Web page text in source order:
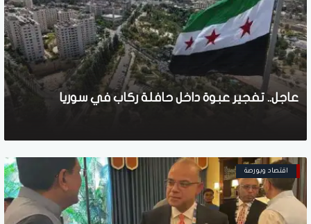
عاجل.. تفجير عبوة داخل حافلة ركاب في سوريا
اقتصاد وبورصة